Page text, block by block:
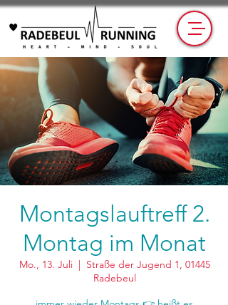
Montagslauftreff 2.
Montag im Monat
Mo., 13. Juli
  |
Straße der Jugend 1, 01445
Radebeul